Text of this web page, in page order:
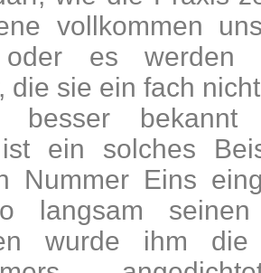
vollkommen
oder es werden
die sie ein fach
besser
ist ein solches
Nummer Eins
langsam
wurde ihm